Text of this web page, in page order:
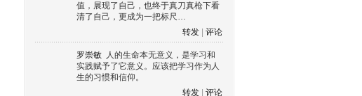
值，展现了自己，也终于真刀真枪下看
清了自己，更成为一把标尺…
转发
评论
罗崇敏 人的生命本无意义，是学习和
实践赋予了它意义。应该把学习作为人
生的习惯和信仰。
转发
评论